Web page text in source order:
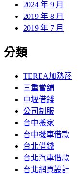
2024 年 9 月
2019 年 8 月
2019 年 7 月
分類
TEREA加熱菸
三重當舖
中壢借錢
公司制服
台中搬家
台中機車借款
台北借錢
台北汽車借款
台北網頁設計